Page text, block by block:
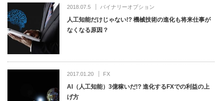
2018.07.5 バイナリーオプション
人工知能だけじゃない!? 機械技術の進化も将来仕事が
なくなる原因？
2017.01.20 FX
AI（人工知能）3億稼いだ!? 進化するFXでの利益の上
げ方